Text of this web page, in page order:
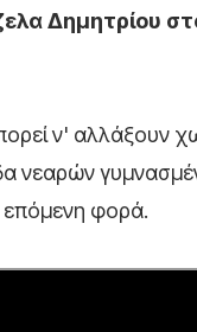
Δημητρίου
ν'
νεαρών
επόμενη φορά.